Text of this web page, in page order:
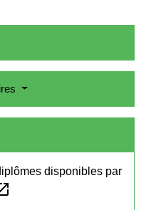
disponibles par